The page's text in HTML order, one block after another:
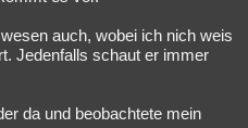
auch, wobei ich nich weis
Jedenfalls schaut er immer
da und beobachtete mein